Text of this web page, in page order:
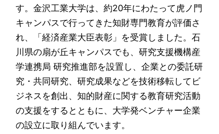
す。金沢工業大学は、約20年にわたって虎ノ門
キャンパスで行ってきた知財専門教育が評価さ
れ、「経済産業大臣表彰」を受賞しました。石
川県の扇が丘キャンパスでも、研究支援機構産
学連携局 研究推進部を設置し、企業との委託研
究・共同研究、研究成果などを技術移転してビ
ジネスを創出、知的財産に関する教育研究活動
の支援をするとともに、大学発ベンチャー企業
の設立に取り組んでいます。